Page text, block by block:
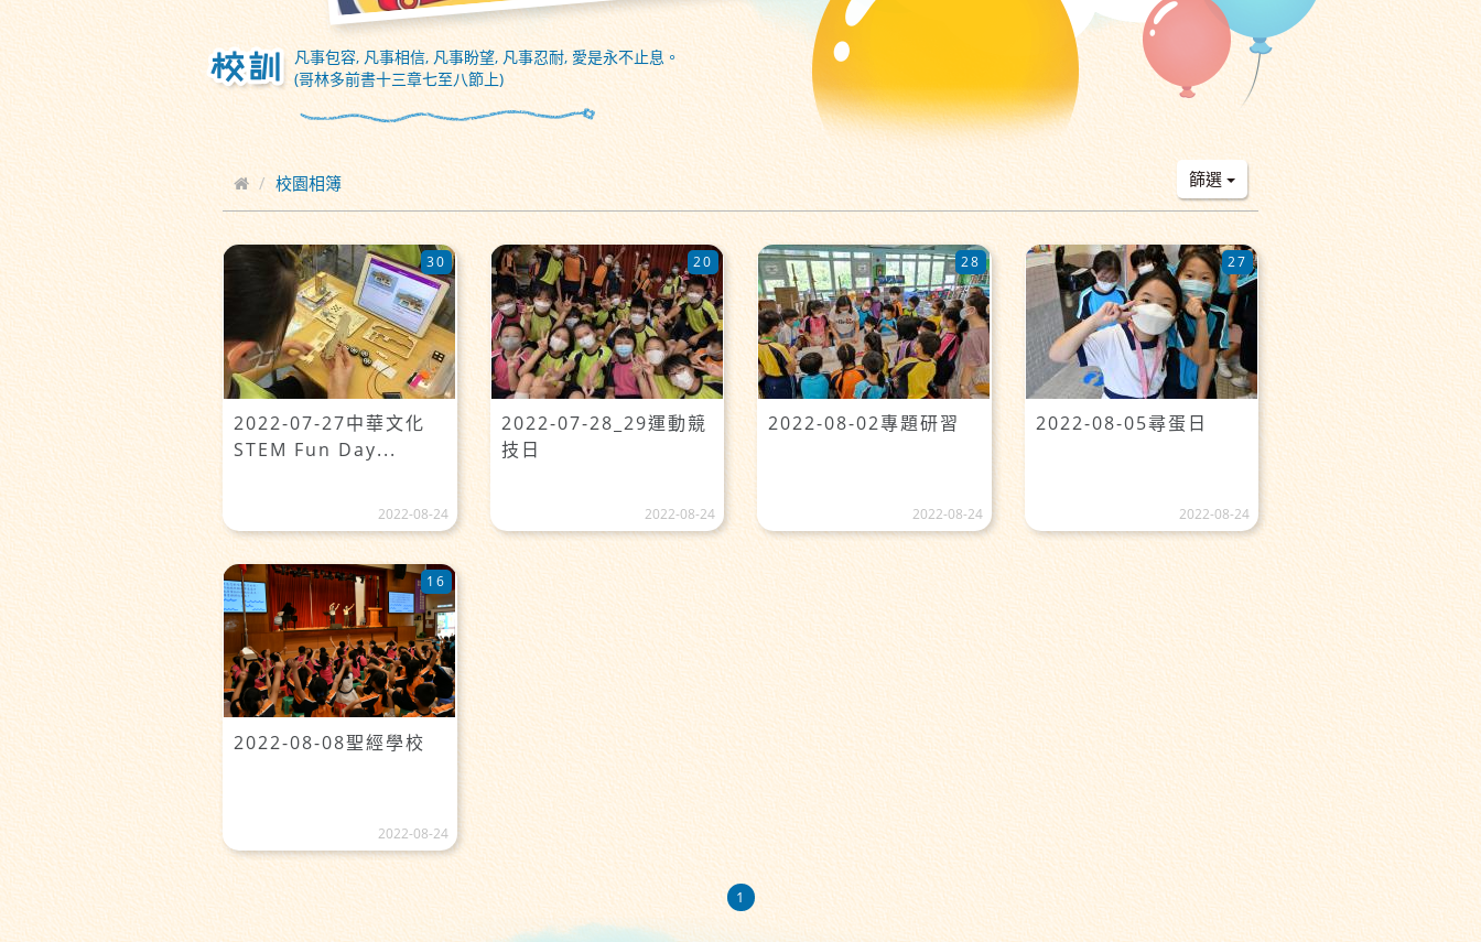
凡事包容, 凡事相信, 凡事盼望, 凡事忍耐, 愛是永不止息。
(哥林多前書十三章七至八節上)
校園相簿 篩選
2022-07-27中華文化
STEM Fun Day...
30
2022-08-24
2022-07-28_29運動競
技日
20
2022-08-24
2022-08-02專題研習
28
2022-08-24
2022-08-05尋蛋日
27
2022-08-24
2022-08-08聖經學校
16
2022-08-24
1